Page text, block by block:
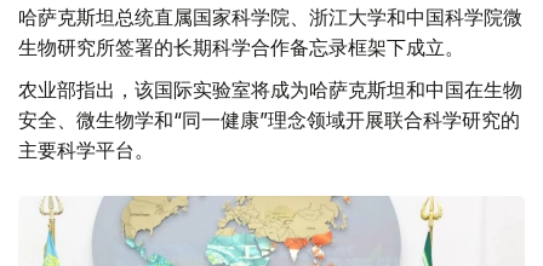
哈萨克斯坦总统直属国家科学院、浙江大学和中国科学院微
生物研究所签署的长期科学合作备忘录框架下成立。
农业部指出，该国际实验室将成为哈萨克斯坦和中国在生物
安全、微生物学和“同一健康”理念领域开展联合科学研究的
主要科学平台。